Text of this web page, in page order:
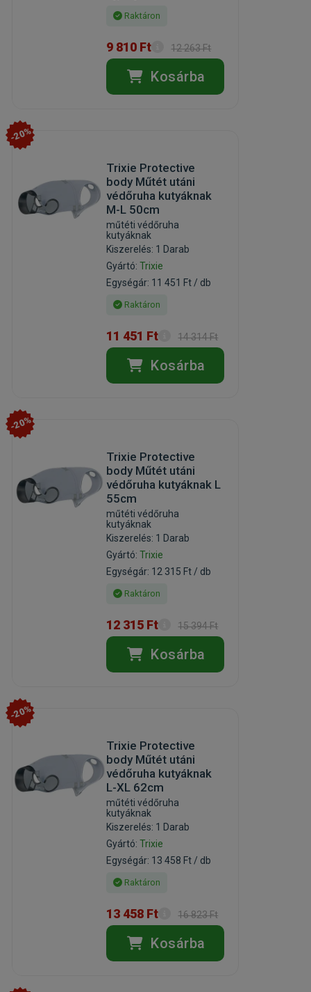
Raktáron
9 810 Ft 12 263 Ft
Kosárba
-20%
Trixie Protective
body Műtét utáni
védőruha kutyáknak
M-L 50cm
műtéti védőruha
kutyáknak
Kiszerelés: 1 Darab
Gyártó:Trixie
Egységár: 11 451 Ft / db
Raktáron
11 451 Ft 14 314 Ft
Kosárba
-20%
Trixie Protective
body Műtét utáni
védőruha kutyáknak L
55cm
műtéti védőruha
kutyáknak
Kiszerelés: 1 Darab
Gyártó:Trixie
Egységár: 12 315 Ft / db
Raktáron
12 315 Ft 15 394 Ft
Kosárba
-20%
Trixie Protective
body Műtét utáni
védőruha kutyáknak
L-XL 62cm
műtéti védőruha
kutyáknak
Kiszerelés: 1 Darab
Gyártó:Trixie
Egységár: 13 458 Ft / db
Raktáron
13 458 Ft 16 823 Ft
Kosárba